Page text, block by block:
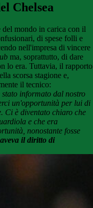
Chelsea
mondo in carica con il
di spese folli e
nell'impresa di vincere
ma, soprattutto, di dare
lo era. Tuttavia, il rapporto
scorsa stagione e,
il tecnico:
informato dal nostro
un'opportunità per lui di
Ci è diventato chiaro che
e che era
nonostante fosse
il diritto di